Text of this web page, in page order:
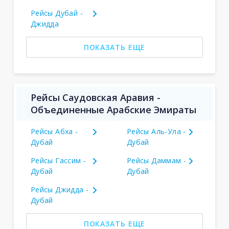
Рейсы Дубай -
Джидда
ПОКАЗАТЬ ЕЩЕ
Рейсы Саудовская Аравия -
Объединенные Арабские Эмираты
Рейсы Абха -
Дубай
Рейсы Аль-Ула -
Дубай
Рейсы Гассим -
Дубай
Рейсы Даммам -
Дубай
Рейсы Джидда -
Дубай
ПОКАЗАТЬ ЕЩЕ